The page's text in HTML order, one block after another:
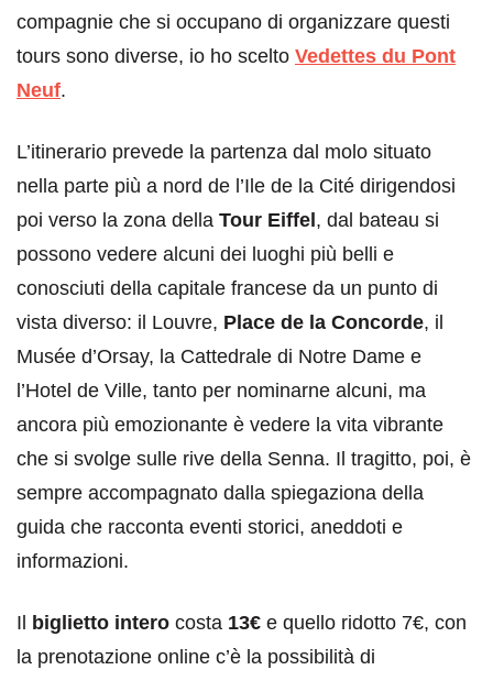
compagnie che si occupano di organizzare questi
tours sono diverse, io ho scelto Vedettes du Pont
Neuf.
L’itinerario prevede la partenza dal molo situato
nella parte più a nord de l’Ile de la Cité dirigendosi
poi verso la zona della Tour Eiffel, dal bateau si
possono vedere alcuni dei luoghi più belli e
conosciuti della capitale francese da un punto di
vista diverso: il Louvre, Place de la Concorde, il
Musée d’Orsay, la Cattedrale di Notre Dame e
l’Hotel de Ville, tanto per nominarne alcuni, ma
ancora più emozionante è vedere la vita vibrante
che si svolge sulle rive della Senna. Il tragitto, poi, è
sempre accompagnato dalla spiegaziona della
guida che racconta eventi storici, aneddoti e
informazioni.
Il biglietto intero costa 13€ e quello ridotto 7€, con
la prenotazione online c’è la possibilità di